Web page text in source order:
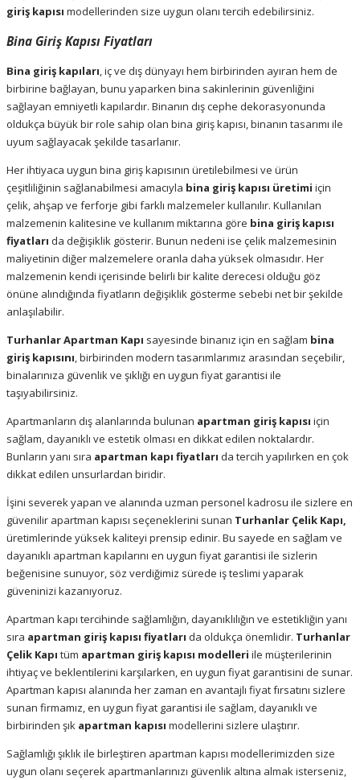
giriş kapısı modellerinden size uygun olanı tercih edebilirsiniz.
Bina Giriş Kapısı Fiyatları
Bina giriş kapıları, iç ve dış dünyayı hem birbirinden ayıran hem de
birbirine bağlayan, bunu yaparken bina sakinlerinin güvenliğini
sağlayan emniyetli kapılardır. Binanın dış cephe dekorasyonunda
oldukça büyük bir role sahip olan bina giriş kapısı, binanın tasarımı ile
uyum sağlayacak şekilde tasarlanır.
Her ihtiyaca uygun bina giriş kapısının üretilebilmesi ve ürün
çeşitliliğinin sağlanabilmesi amacıyla bina giriş kapısı üretimi için
çelik, ahşap ve ferforje gibi farklı malzemeler kullanılır. Kullanılan
malzemenin kalitesine ve kullanım miktarına göre bina giriş kapısı
fiyatları da değişiklik gösterir. Bunun nedeni ise çelik malzemesinin
maliyetinin diğer malzemelere oranla daha yüksek olmasıdır. Her
malzemenin kendi içerisinde belirli bir kalite derecesi olduğu göz
önüne alındığında fiyatların değişiklik gösterme sebebi net bir şekilde
anlaşılabilir.
Turhanlar Apartman Kapı sayesinde binanız için en sağlam bina
giriş kapısını,birbirinden modern tasarımlarımız arasından seçebilir,
binalarınıza güvenlik ve şıklığı en uygun fiyat garantisi ile
taşıyabilirsiniz.
Apartmanların dış alanlarında bulunan apartman giriş kapısı için
sağlam, dayanıklı ve estetik olması en dikkat edilen noktalardır.
Bunların yanı sıra apartman kapı fiyatları da tercih yapılırken en çok
dikkat edilen unsurlardan biridir.
İşini severek yapan ve alanında uzman personel kadrosu ile sizlere en
güvenilir apartman kapısı seçeneklerini sunan Turhanlar Çelik Kapı,
üretimlerinde yüksek kaliteyi prensip edinir. Bu sayede en sağlam ve
dayanıklı apartman kapılarını en uygun fiyat garantisi ile sizlerin
beğenisine sunuyor, söz verdiğimiz sürede iş teslimi yaparak
güveninizi kazanıyoruz.
Apartman kapı tercihinde sağlamlığın, dayanıklılığın ve estetikliğin yanı
sıra apartman giriş kapısı fiyatları da oldukça önemlidir. Turhanlar
Çelik Kapı tüm apartman giriş kapısı modelleri ile müşterilerinin
ihtiyaç ve beklentilerini karşılarken, en uygun fiyat garantisini de sunar.
Apartman kapısı alanında her zaman en avantajlı fiyat fırsatını sizlere
sunan firmamız, en uygun fiyat garantisi ile sağlam, dayanıklı ve
birbirinden şık apartman kapısı modellerini sizlere ulaştırır.
Sağlamlığı şıklık ile birleştiren apartman kapısı modellerimizden size
uygun olanı seçerek apartmanlarınızı güvenlik altına almak isterseniz,